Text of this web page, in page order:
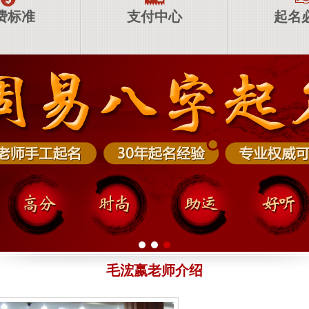
标准 支付中心 起名
毛浤嬴老师介绍